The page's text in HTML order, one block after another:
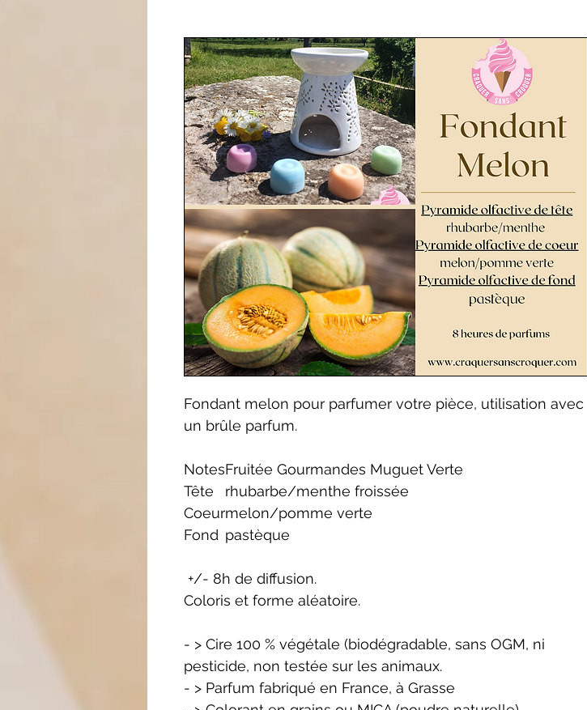
Fondant melon pour parfumer votre pièce, utilisation avec
un brûle parfum.
NotesFruitée Gourmandes Muguet Verte
Tête
rhubarbe/menthe froissée
Coeurmelon/pomme verte
Fond pastèque
+/- 8h de diffusion.
Coloris et forme aléatoire.
- > Cire 100 % végétale (biodégradable, sans OGM, ni
pesticide, non testée sur les animaux.
- > Parfum fabriqué en France, à Grasse